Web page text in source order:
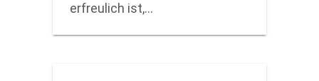
erfreulich ist,…